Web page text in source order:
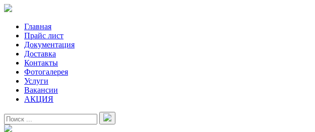
Главная
Прайс лист
Документация
Доставка
Контакты
Фотогалерея
Услуги
Вакансии
АКЦИЯ